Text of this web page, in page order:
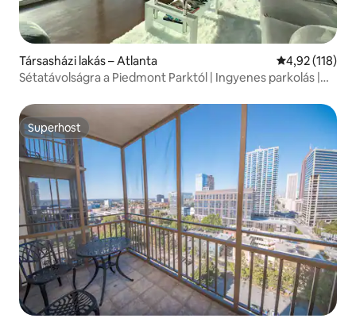
Társasházi lakás – Atlanta Átlagos
4,92 (118)
Sétatávolságra a Piedmont Parktól | Ingyenes parkolás |
Superhost
Superhost